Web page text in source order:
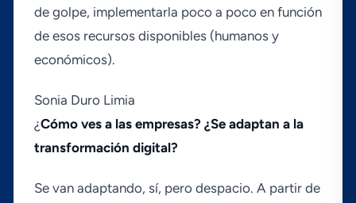
de golpe, implementarla poco a poco en función
de esos recursos disponibles (humanos y
económicos).
Sonia Duro Limia
¿Cómo ves a las empresas? ¿Se adaptan a la
transformación digital?
Se van adaptando, sí­, pero despacio. A partir de